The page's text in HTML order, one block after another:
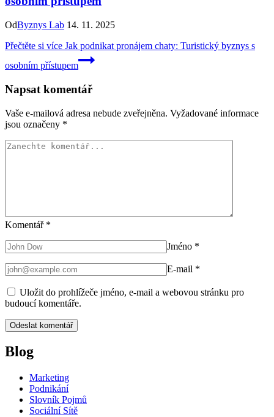
OdByznys Lab 14. 11. 2025
Přečtěte si více Jak podnikat pronájem chaty: Turistický byznys s
osobním přístupem
Napsat komentář
Vaše e-mailová adresa nebude zveřejněna. Vyžadované informace
jsou označeny *
Komentář *
Jméno *
E-mail *
Uložit do prohlížeče jméno, e-mail a webovou stránku pro
budoucí komentáře.
Blog
Marketing
Podnikání
Slovník Pojmů
Sociální Sítě